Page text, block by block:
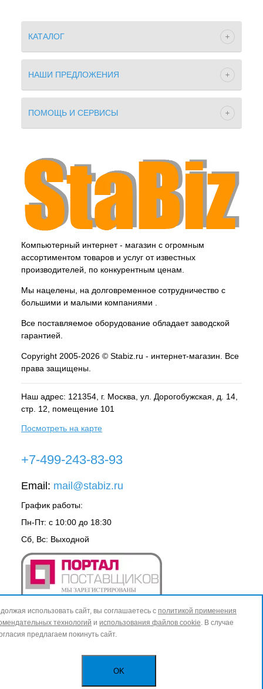
КАТАЛОГ
НАШИ ПРЕДЛОЖЕНИЯ
ПОМОЩЬ И СЕРВИСЫ
Компьютерный интернет - магазин с огромным
ассортиментом товаров и услуг от известных
производителей, по конкурентным ценам.
Мы нацелены, на долговременное сотрудничество с
большими и малыми компаниями .
Все поставляемое оборудование обладает заводской
гарантией.
Copyright 2005-2026 © Stabiz.ru - интернет-магазин. Все
права защищены.
Наш адрес: 121354, г. Москва , ул. Дорогобужская, д. 14,
стр. 12, помещение 101
Посмотреть на карте
+7-499-243-83-93
Email: mail@stabiz.ru
График работы:
Пн-Пт: с 10:00 до 18:30
Сб, Вс: Выходной
использовать сайт, вы соглашаетесь с политикой применения
технологий и использования файлов cookie. В случае
предлагаем покинуть сайт.
OK